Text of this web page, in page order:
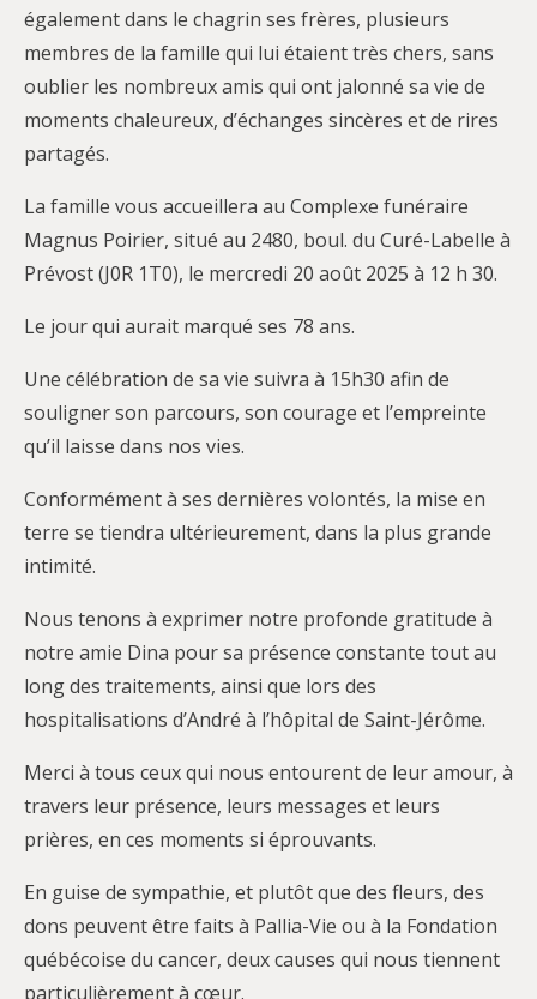
également dans le chagrin ses frères, plusieurs
membres de la famille qui lui étaient très chers, sans
oublier les nombreux amis qui ont jalonné sa vie de
moments chaleureux, d’échanges sincères et de rires
partagés.
La famille vous accueillera au Complexe funéraire
Magnus Poirier, situé au 2480, boul. du Curé-Labelle à
Prévost (J0R 1T0), le mercredi 20 août 2025 à 12 h 30.
Le jour qui aurait marqué ses 78 ans.
Une célébration de sa vie suivra à 15h30 afin de
souligner son parcours, son courage et l’empreinte
qu’il laisse dans nos vies.
Conformément à ses dernières volontés, la mise en
terre se tiendra ultérieurement, dans la plus grande
intimité.
Nous tenons à exprimer notre profonde gratitude à
notre amie Dina pour sa présence constante tout au
long des traitements, ainsi que lors des
hospitalisations d’André à l’hôpital de Saint-Jérôme.
Merci à tous ceux qui nous entourent de leur amour, à
travers leur présence, leurs messages et leurs
prières, en ces moments si éprouvants.
En guise de sympathie, et plutôt que des fleurs, des
dons peuvent être faits à Pallia-Vie ou à la Fondation
québécoise du cancer, deux causes qui nous tiennent
particulièrement à cœur.